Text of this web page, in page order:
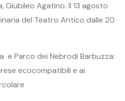
Giubileo Agatino. Il 13 agosto
del Teatro Antico dalle 20
e Parco dei Nebrodi Barbuzza:
ecocompatibili e ai